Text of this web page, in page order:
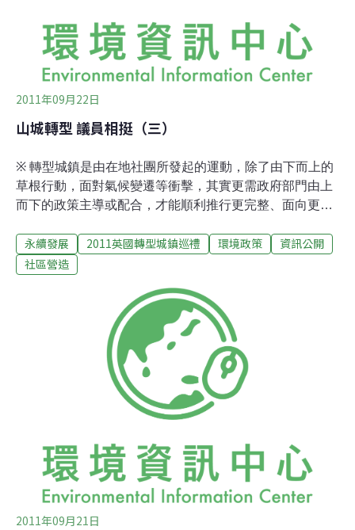
立社區公車網絡、印度機動三輪計程車（rigsh
2011年09月22日
山城轉型 議員相挺（三）
※ 轉型城鎮是由在地社團所發起的運動，除了由下而上的
草根行動，面對氣候變遷等衝擊，其實更需政府部門由上
而下的政策主導或配合，才能順利推行更完整、面向更廣
民間社團又如何才能影響政府呢？請見本日專欄。地方議
會：形塑與協助轉型城鎮的角色正如之前專訪蘇芮大學提
絡完整、涵蓋各面向（諸如：食物、能源、水資源、交通
運輸、商業貿易等)的永續發展政策，將更能統整不同
NGO或社區團體在這方面的貢獻，發揮更高效益。但南漢
斯區議員，羅勃．芬特先生坦白表示，嚴格來說地方政府
並未對氣候變遷法案或是類似努力有任何明顯、積極的作
為，相關工作（不論是因應氣候變遷或是因應其他環保議
題）皆由在地社區團體（不只是轉型城鎮小組這個團體，
向地方政府提出合作需求，大多時候政府相關單位都會
永續發展 2011英國轉型城鎮巡禮 環境政策
資訊公開
社區營造
2011年09月21日